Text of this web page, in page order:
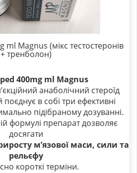
Magnus (мікс тестостеронів
+ тренболон)
400mg ml Magnus
анаболічний стероїд
поєднує в собі три ефективні
підібраному дозуванні.
формулі препарат дозволяє
досягати
мʼязової маси, сили та
рельєфу
короткі терміни.